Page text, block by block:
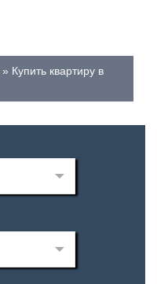
Купить квартиру в